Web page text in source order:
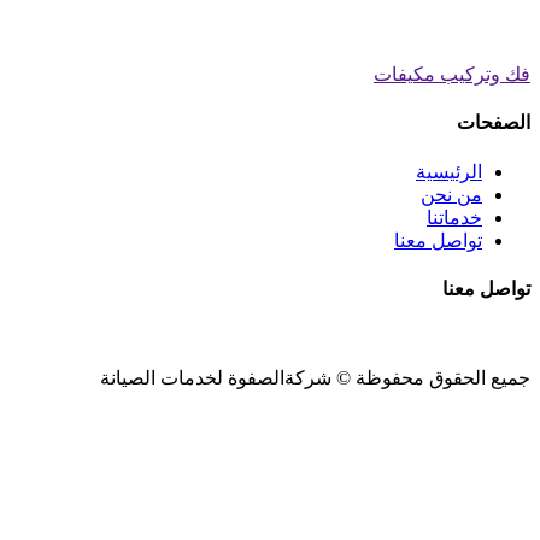
فك وتركيب مكيفات
الصفحات
الرئيسية
من نحن
خدماتنا
تواصل معنا
تواصل معنا
جميع الحقوق محفوظة © شركةالصفوة لخدمات الصيانة